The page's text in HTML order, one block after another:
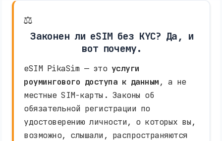
⚖️
Законен ли eSIM без KYC? Да, и
вот почему.
eSIM PikaSim — это услуги
роумингового доступа к данным, а не
местные SIM-карты. Законы об
обязательной регистрации по
удостоверению личности, о которых вы,
возможно, слышали, распространяются